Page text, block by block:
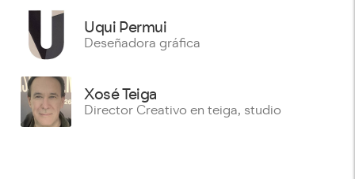
Uqui Permui
Deseñadora gráfica
Xosé Teiga
Director Creativo en teiga, studio